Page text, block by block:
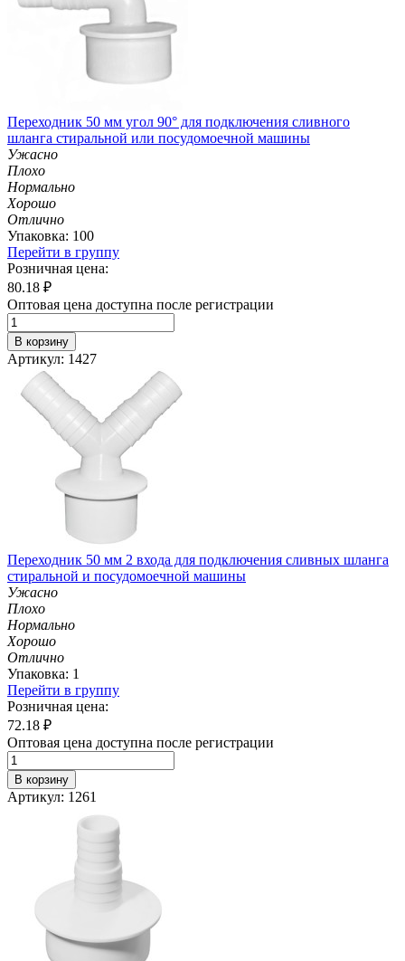
Переходник 50 мм угол 90° для подключения сливного
шланга стиральной или посудомоечной машины
Ужасно
Плохо
Нормально
Хорошо
Отлично
Упаковка: 100
Перейти в группу
Розничная цена:
80.18 ₽
Оптовая цена доступна после регистрации
В корзину
Артикул: 1427
Переходник 50 мм 2 входа для подключения сливных шланга
стиральной и посудомоечной машины
Ужасно
Плохо
Нормально
Хорошо
Отлично
Упаковка: 1
Перейти в группу
Розничная цена:
72.18 ₽
Оптовая цена доступна после регистрации
В корзину
Артикул: 1261